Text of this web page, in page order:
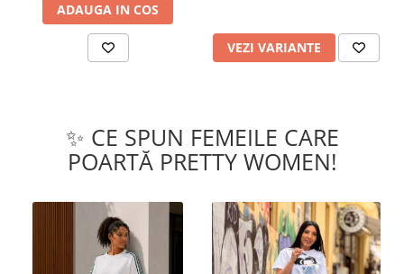
ADAUGA IN COS
VEZI VARIANTE
✨ CE SPUN FEMEILE CARE
POARTĂ PRETTY WOMEN!